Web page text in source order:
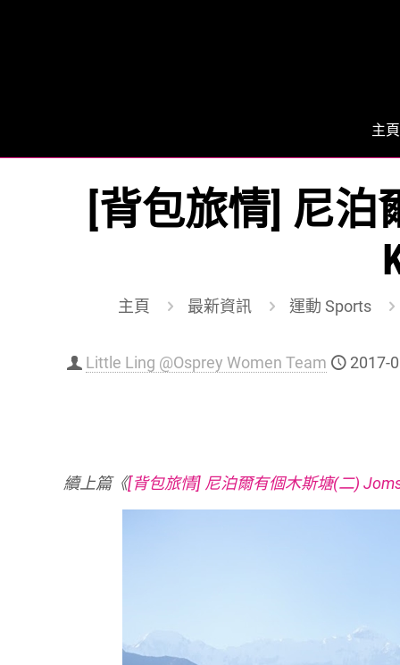
主頁
[背包旅情] 尼
主頁 最新資訊 運動 Sports
Little Ling @Osprey Women Team 2017-
續上篇《[背包旅情] 尼泊爾有個木斯塘(二)